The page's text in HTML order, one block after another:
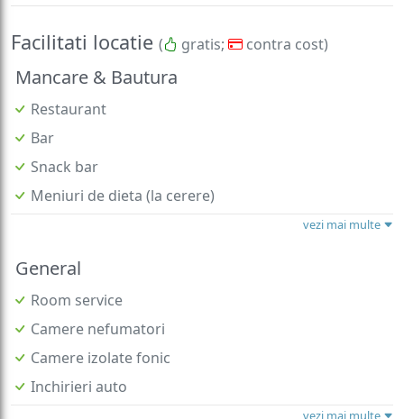
Facilitati locatie ( gratis; contra cost)
Mancare & Bautura
Restaurant
Bar
Snack bar
Meniuri de dieta (la cerere)
vezi mai multe
General
Room service
Camere nefumatori
Camere izolate fonic
Inchirieri auto
vezi mai multe